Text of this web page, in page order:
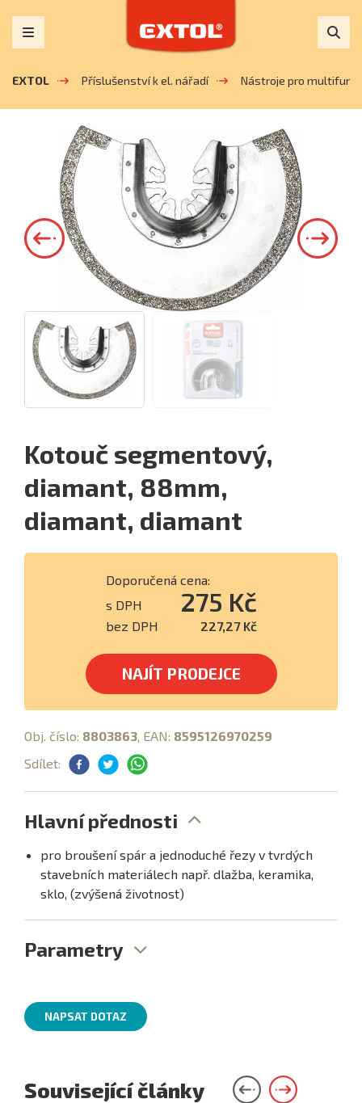
EXTOL Příslušenství k el. nářadí Nástroje pro
Kotouč segmentový,
diamant, 88mm,
diamant, diamant
Doporučená cena:
s DPH
275 Kč
bez DPH 227,27 Kč
NAJÍT PRODEJCE
Obj. číslo: 8803863, EAN: 8595126970259
Sdílet:
Hlavní přednosti
pro broušení spár a jednoduché řezy v tvrdých
stavebních materiálech např. dlažba, keramika,
sklo, (zvýšená životnost)
Parametry
NAPSAT DOTAZ
Související články